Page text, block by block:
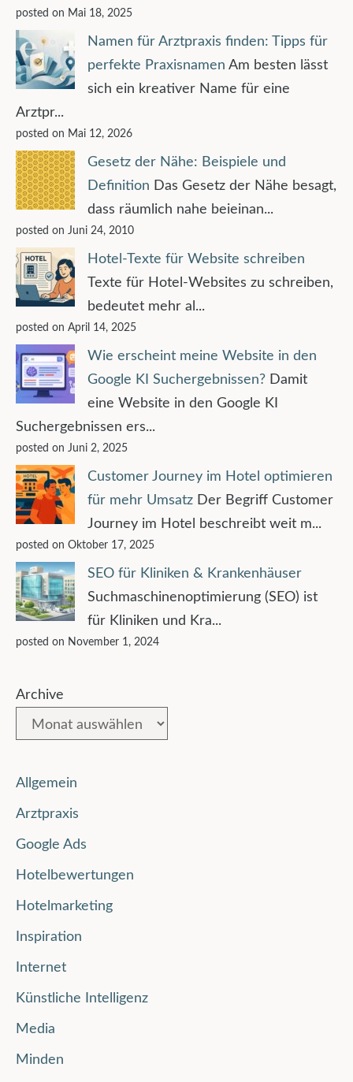
posted on Mai 18, 2025
Namen für Arztpraxis finden: Tipps für
perfekte Praxisnamen Am besten lässt
sich ein kreativer Name für eine
Arztpr...
posted on Mai 12, 2026
Gesetz der Nähe: Beispiele und
Definition Das Gesetz der Nähe besagt,
dass räumlich nahe beieinan...
posted on Juni 24, 2010
Hotel-Texte für Website schreiben
Texte für Hotel-Websites zu schreiben,
bedeutet mehr al...
posted on April 14, 2025
Wie erscheint meine Website in den
Google KI Suchergebnissen? Damit
eine Website in den Google KI
Suchergebnissen ers...
posted on Juni 2, 2025
Customer Journey im Hotel optimieren
für mehr Umsatz Der Begriff Customer
Journey im Hotel beschreibt weit m...
posted on Oktober 17, 2025
SEO für Kliniken & Krankenhäuser
Suchmaschinenoptimierung (SEO) ist
für Kliniken und Kra...
posted on November 1, 2024
Archive
Allgemein
Arztpraxis
Google Ads
Hotelbewertungen
Hotelmarketing
Inspiration
Internet
Künstliche Intelligenz
Media
Minden